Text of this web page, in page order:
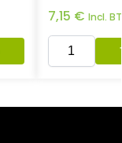
7,15 € Incl.